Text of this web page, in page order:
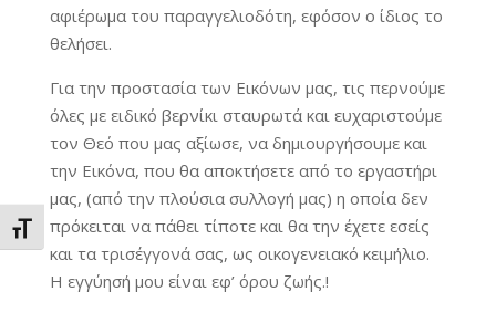
Εναλλαγή Μεγέθους Γραμμάτων
αφιέρωμα του παραγγελιοδότη, εφόσον ο ίδιος το
θελήσει.
Για την προστασία των Εικόνων μας, τις περνούμε
όλες με ειδικό βερνίκι σταυρωτά και ευχαριστούμε
τον Θεό που μας αξίωσε, να δημιουργήσουμε και
την Εικόνα, που θα αποκτήσετε από το εργαστήρι
μας, (από την πλούσια συλλογή μας) η οποία δεν
πρόκειται να πάθει τίποτε και θα την έχετε εσείς
και τα τρισέγγονά σας, ως οικογενειακό κειμήλιο.
Η εγγύησή μου είναι εφ’ όρου ζωής.!